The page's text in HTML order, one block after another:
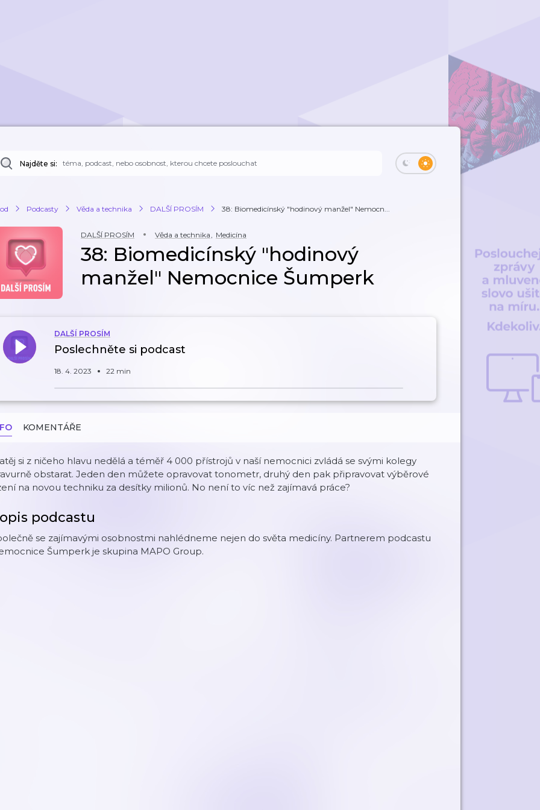
Najděte si:
Podcasty Věda a technika DALŠÍ PROSÍM 38: Biomedicínský "hodinový manžel" Nemocn...
DALŠÍ PROSÍM Věda a technika, Medicína
38: Biomedicínský "hodinový
manžel" Nemocnice Šumperk
DALŠÍ PROSÍM
Poslechněte si podcast
18. 4. 2023 22 min
KOMENTÁŘE
si z ničeho hlavu nedělá a téměř 4 000 přístrojů v naší nemocnici zvládá se svými kolegy
obstarat. Jeden den můžete opravovat tonometr, druhý den pak připravovat výběrové
na novou techniku za desítky milionů. No není to víc než zajímavá práce?
podcastu
se zajímavými osobnostmi nahlédneme nejen do světa medicíny. Partnerem podcastu
Šumperk je skupina MAPO Group.